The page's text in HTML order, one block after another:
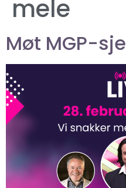
mele
Møt MGP-